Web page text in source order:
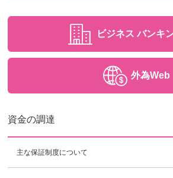
ビジネス バンキ
外為Web
資金の調達
主な保証制度について